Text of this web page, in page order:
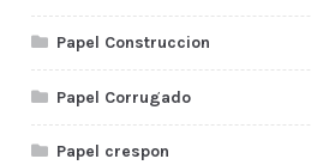
Papel Construccion
Papel Corrugado
Papel crespon